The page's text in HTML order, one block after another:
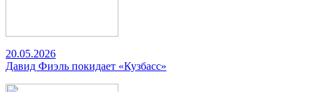
20.05.2026
Давид Фиэль покидает «Кузбасс»